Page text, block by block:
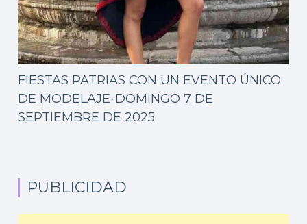
FIESTAS PATRIAS CON UN EVENTO ÚNICO
DE MODELAJE-DOMINGO 7 DE
SEPTIEMBRE DE 2025
PUBLICIDAD